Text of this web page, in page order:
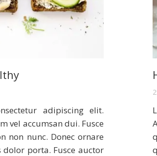
adipiscing elit.
vel accumsan dui. Fusce
non nunc. Donec ornare
porta. Fusce auctor